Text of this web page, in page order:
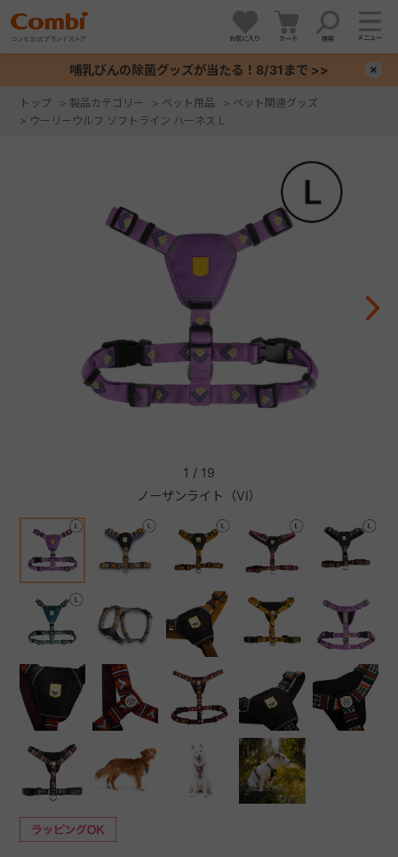
お気に入り カート 検索 メニュー
哺乳びんの除菌グッズが当たる！8/31まで >>
トップ > 製品カテゴリー > ペット用品 > ペット関連グッズ
> ウーリーウルフ ソフトライン ハーネス L
ノーザンライト（VI）
1 / 19